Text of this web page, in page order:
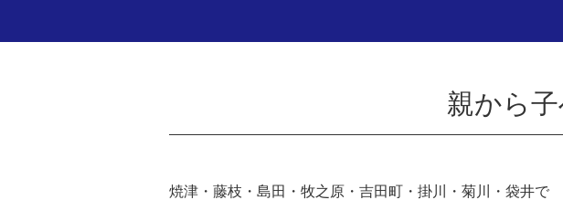
親から
焼津・藤枝・島田・牧之原・吉田町・掛川・菊川・袋井で